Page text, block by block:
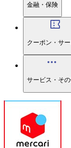
金融・保険
クーポン・サ
サービス・そ